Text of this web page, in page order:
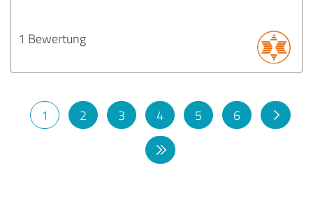
1 Bewertung
1 2 3 4 5 6